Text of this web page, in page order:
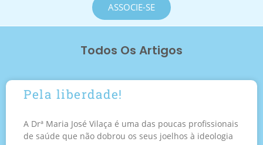
ASSOCIE-SE
Todos Os Artigos
Pela liberdade!
A Drª Maria José Vilaça é uma das poucas profissionais
de saúde que não dobrou os seus joelhos à ideologia